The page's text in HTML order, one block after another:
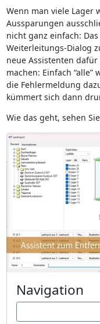
Wenn man viele Lager
Aussparungen
nicht ganz einfach:
Weiterleitungs-Dialog
neue Assistenten
machen: Einfach
die Fehlermeldung
kümmert sich dann
Wie das geht, sehen
Navigation